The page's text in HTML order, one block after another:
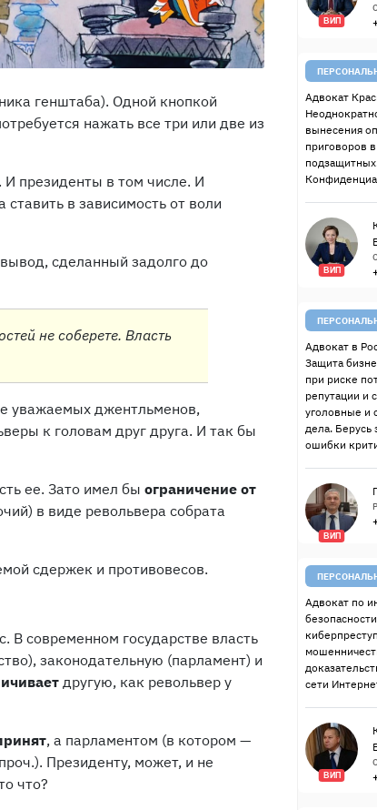
генштаба). Одной кнопкой
нажать все три или две из
президенты в том числе. И
в зависимость от воли
сделанный задолго до
не соберете. Власть
уважаемых джентльменов,
к головам друг друга. И так бы
ее. Зато имел бы ограничение от
в виде револьвера собрата
сдержек и противовесов.
В современном государстве власть
законодательную (парламент) и
другую, как револьвер у
, а парламентом (в котором —
Президенту, может, и не
что?
ВИП
Адвокат
вынесения
приговоров
ВИП
Адвокат в
Защита
при риске
репутации и
уголовные и
дела. Берусь
ошибки
ВИП
Адвокат по
сети
ВИП